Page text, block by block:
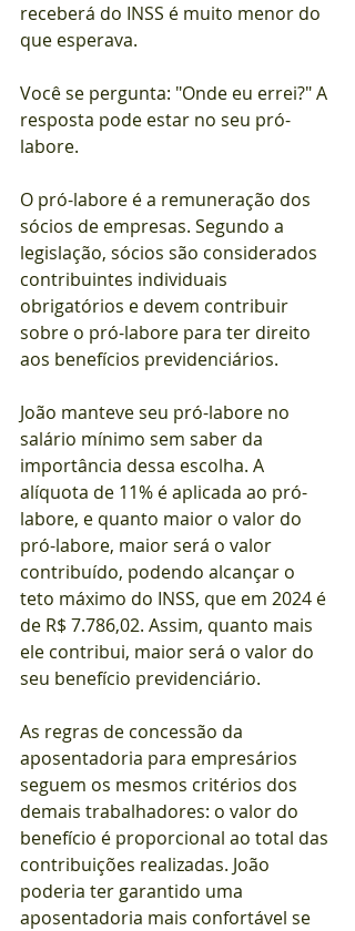
receberá do INSS é muito menor do
que esperava.
Você se pergunta: "Onde eu errei?" A
resposta pode estar no seu pró-
labore.
O pró-labore é a remuneração dos
sócios de empresas. Segundo a
legislação, sócios são considerados
contribuintes individuais
obrigatórios e devem contribuir
sobre o pró-labore para ter direito
aos benefícios previdenciários.
João manteve seu pró-labore no
salário mínimo sem saber da
importância dessa escolha. A
alíquota de 11% é aplicada ao pró-
labore, e quanto maior o valor do
pró-labore, maior será o valor
contribuído, podendo alcançar o
teto máximo do INSS, que em 2024 é
de R$ 7.786,02. Assim, quanto mais
ele contribui, maior será o valor do
seu benefício previdenciário.
As regras de concessão da
aposentadoria para empresários
seguem os mesmos critérios dos
demais trabalhadores: o valor do
benefício é proporcional ao total das
contribuições realizadas. João
poderia ter garantido uma
aposentadoria mais confortável se